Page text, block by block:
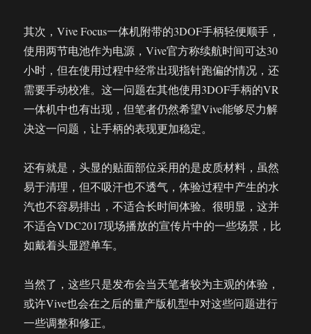
其次，Vive Focus一体机附带的3DOF手柄轻便顺手，
使用两节电池作为电源，Vive官方称续航时间可达30
小时，但在使用过程中经常出现指针跑偏的情况，还
需要手动校准。这一问题在其他使用3DOF手柄的VR
一体机中也有出现，但笔者仍然希望Vive能够尽力解
决这一问题，让手柄的表现更加稳定。
还有就是，头显的贴面部位采用的是皮质材料，虽然
易于清理，但不吸汗也不透气，体验过程中产生的水
汽也不容易排出，不适合长时间体验。很明显，这并
不适合VDC2017现场播放的宣传片中的一些场景，比
如戴着头显蹬单车。
当然了，这些只是发布会当天笔者较为主观的体验，
或许Vive也会在之后的量产版机型中对这些问题进行
一些调整和修正。